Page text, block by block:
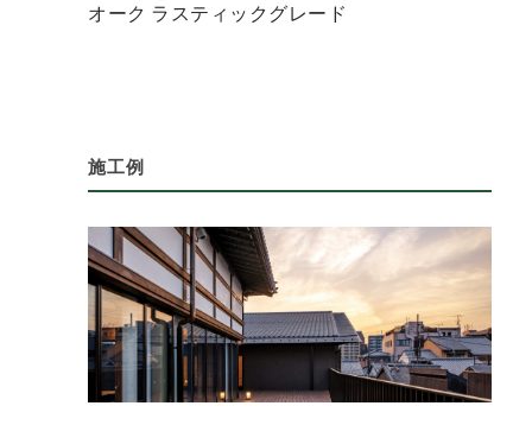
オーク ラスティックグレード
施工例